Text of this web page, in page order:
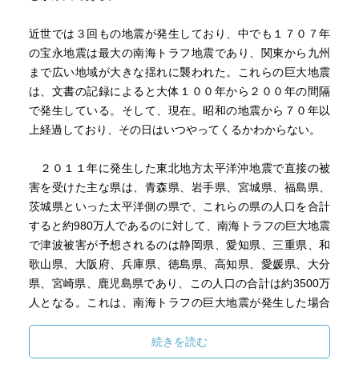
近世では３回もの地震が発生しており、中でも１７０７年
の宝永地震は最大の南海トラフ地震であり、関東から九州
まで広い地域が大きな揺れに襲われた。これらの巨大地震
は、文書の記録によると大体１００年から２００年の間隔
で発生している。そして、現在。昭和の地震から７０年以
上経過しており、その日はいつやってくるかわからない。
２０１１年に発生した東北地方太平洋沖地震で直接の被
害を受けた主な県は、青森県、岩手県、宮城県、福島県、
茨城県といった太平洋側の県で、これらの県の人口を合計
すると約980万人であるのに対して、南海トラフの巨大地震
で津波被害が予想されるのは静岡県、愛知県、三重県、和
歌山県、大阪府、兵庫県、徳島県、高知県、愛媛県、大分
県、宮崎県、鹿児島県であり、この人口の合計は約3500万
人となる。これは、南海トラフの巨大地震が発生した場合
少ないということである。いったん地震が起きると経済活
動の多くが停止する。地震に備えて国は防災体制を整えて
続きを読む